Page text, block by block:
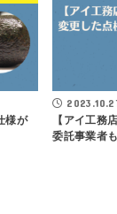
様が
【アイ工務
委託事業者